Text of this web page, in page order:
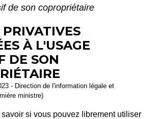
de son copropriétaire
PRIVATIVES
À L'USAGE
DE SON
- Direction de l'information légale et
ministre)
si vous pouvez librement utiliser